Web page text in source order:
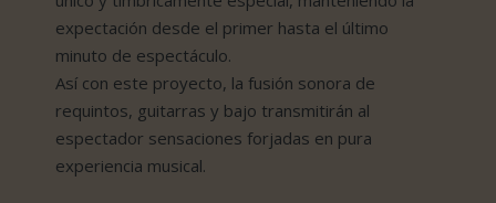
expectación desde el primer hasta el último
minuto de espectáculo.
Así con este proyecto, la fusión sonora de
requintos, guitarras y bajo transmitirán al
espectador sensaciones forjadas en pura
experiencia musical.